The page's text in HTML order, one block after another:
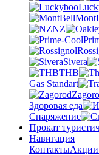
NZ
Sivera
THB
Gas Standart
Здоровая еда
Снаряжение
Прокат
Навигация
КонтактыАкции